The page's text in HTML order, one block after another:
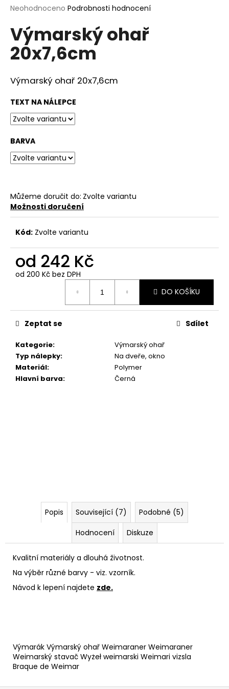
Průměrné
produktu
je
0,0
z
hvězdiček.
Neohodnoceno Podrobnosti hodnocení
Výmarský ohař
20x7,6cm
Výmarský ohař 20x7,6cm
TEXT NA NÁLEPCE
BARVA
Můžeme doručit do: Zvolte variantu
Možnosti doručení
Kód: Zvolte variantu
od 242 Kč
od 200 Kč bez DPH
DO KOŠÍKU
Kategorie:
Výmarský ohař
Typ nálepky:
Na dveře, okno
Materiál:
Polymer
Hlavní barva: Černá
Zeptat se Sdílet
Popis Související (7)
Podobné (5)
Hodnocení
Diskuze
Kvalitní materiály a dlouhá životnost.
Na výběr různé barvy - viz. vzorník.
Návod k lepení najdete zde.
Výmarák Výmarský ohař Weimaraner Weimaraner
Weimarský stavač Wyżeł weimarski Weimari vizsla
Braque de Weimar
a
j
í
t
D
o
r
u
č
e
m
TLAPEK
259
Kč